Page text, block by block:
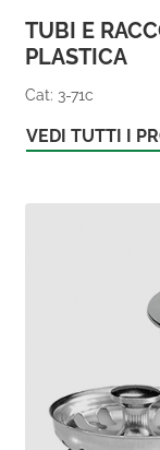
TUBI E
PLASTICA
Cat: 3-71c
VEDI TUTTI I